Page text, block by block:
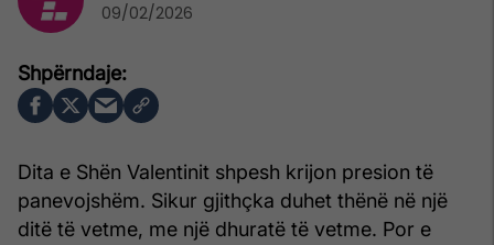
Dita e Shën Valentinit shpesh krijon presion të
panevojshëm. Sikur gjithçka duhet thënë në një
ditë të vetme, me një dhuratë të vetme. Por e
09/02/2026